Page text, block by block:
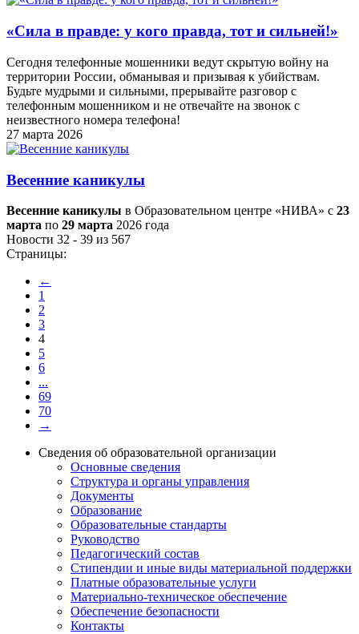
«Cила в правде: у кого правда, тот и сильней!»
Сегодня телефонные мошенники ведут скрытую войну на
территории России, обманывая и призывая к убийствам.
Будьте мудрыми и сильными, прерывайте разговор с
телефонным мошенником и не отвечайте на звонок с
неизвестного номера телефона!
27 марта 2026
Весенние каникулы
Весенние каникулы в Образовательном центре «НИВА» с 23
марта по 29 марта 2026 года
Новости 32 - 39 из 567
Страницы:
←
1
2
3
4
5
6
...
69
70
→
Сведения об образовательной организации
Основные сведения
Структура и органы управления
Документы
Образование
Образовательные стандарты
Руководство
Педагогический состав
Стипендии и иные виды материальной поддержки
Платные образовательные услуги
Материально-техническое обеспечение
Обеспечение безопасности
Контакты